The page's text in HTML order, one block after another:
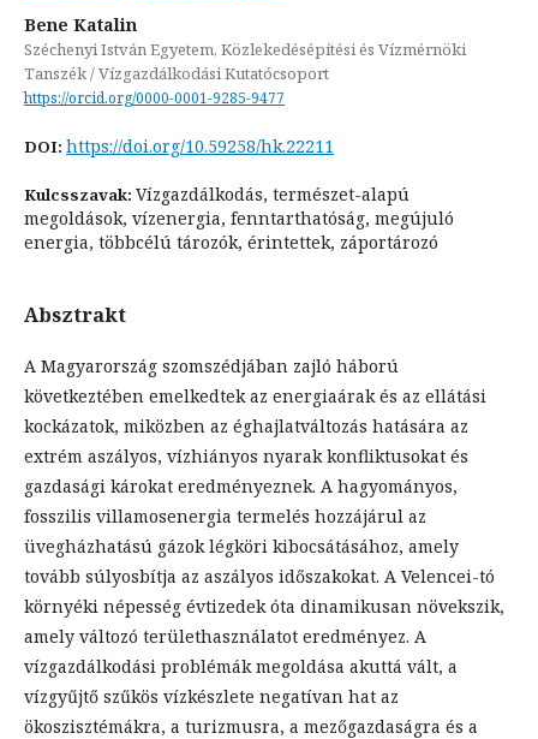
Bene Katalin
Széchenyi István Egyetem, Közlekedésépítési és Vízmérnöki
Tanszék / Vízgazdálkodási Kutatócsoport
https://orcid.org/0000-0001-9285-9477
DOI: https://doi.org/10.59258/hk.22211
Kulcsszavak: Vízgazdálkodás, természet-alapú
megoldások, vízenergia, fenntarthatóság, megújuló
energia, többcélú tározók, érintettek, záportározó
Absztrakt
A Magyarország szomszédjában zajló háború
következtében emelkedtek az energiaárak és az ellátási
kockázatok, miközben az éghajlatváltozás hatására az
extrém aszályos, vízhiányos nyarak konfliktusokat és
gazdasági károkat eredményeznek. A hagyományos,
fosszilis villamosenergia termelés hozzájárul az
üvegházhatású gázok légköri kibocsátásához, amely
tovább súlyosbítja az aszályos időszakokat. A Velencei-tó
környéki népesség évtizedek óta dinamikusan növekszik,
amely változó területhasználatot eredményez. A
vízgazdálkodási problémák megoldása akuttá vált, a
vízgyűjtő szűkös vízkészlete negatívan hat az
ökoszisztémákra, a turizmusra, a mezőgazdaságra és a